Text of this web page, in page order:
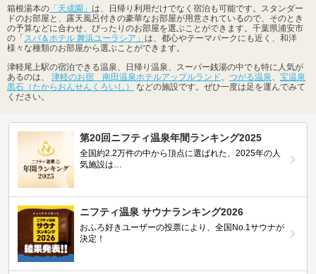
箱根湯本の 「天成園」 は、日帰り利用だけでなく宿泊も可能です。スタンダー
ドのお部屋と、露天風呂付きの豪華なお部屋が用意されているので、そのとき
の予算などに合わせ、ぴったりのお部屋を選ぶことができます。千葉県浦安市
の「スパ＆ホテル 舞浜ユーラシア」 は、都心やテーマパークにも近く、和洋
様々な種類のお部屋から選ぶことができます。
津軽尾上駅の宿泊できる温泉、日帰り温泉、スーパー銭湯の中でも特に人気が
あるのは、 津軽のお宿 南田温泉ホテルアップルランド、 つがる温泉、 宝温泉
黒石（たからおんせんくろいし）
などの施設です。ぜひ一度は足を運んでみて
ください。
第20回ニフティ温泉年間ランキング2025
全国約2.2万件の中から頂点に選ばれた、2025年の人
気施設は…
ニフティ温泉 サウナランキング2026
おふろ好きユーザーの投票により、全国No.1サウナが
決定！